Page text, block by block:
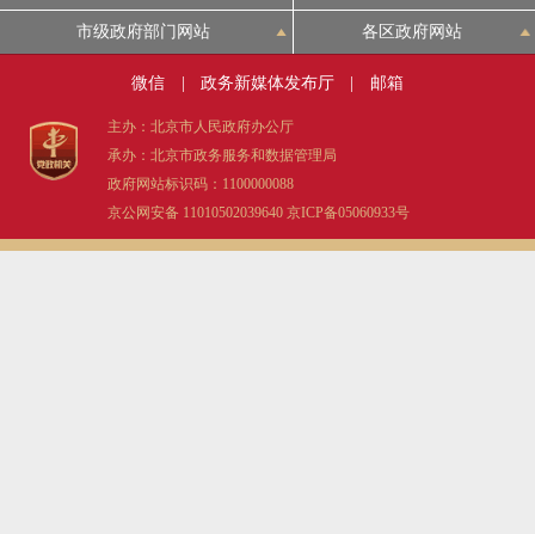
DEUTSCH
ESPAÑOL
ITALIANO
市级政府部门网站 各区政府网站
微信 政务新媒体发布厅 邮箱
主办：北京市人民政府办公厅
承办：北京市政务服务和数据管理局
政府网站标识码：1100000088
京公网安备 11010502039640 京ICP备05060933号